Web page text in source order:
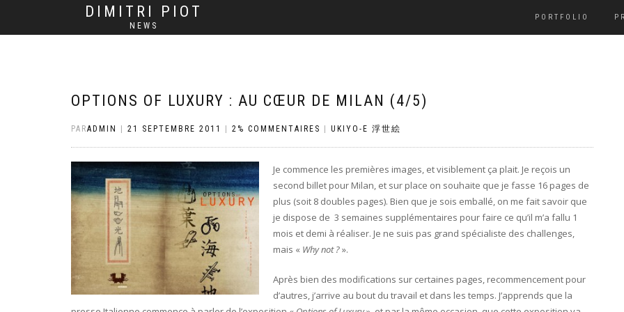
DIMITRI PIOT
NEWS
PORTFOLIO
OPTIONS OF LUXURY : AU CŒUR DE MILAN (4/5)
PARADMIN 21 SEPTEMBRE 2011 2% COMMENTAIRES UKIYO-E 浮世絵
Je commence les premières images, et visiblement ça plait. Je reçois un
second billet pour Milan, et sur place on souhaite que je fasse 16 pages de
plus (soit 8 doubles pages). Bien que je sois emballé, on me fait savoir que
je dispose de 3 semaines supplémentaires pour faire ce qu’il m’a fallu 1
mois et demi à réaliser. Je ne suis pas grand spécialiste des challenges,
mais « Why not ?».
Après bien des modifications sur certaines pages, recommencement pour
d’autres, j’arrive au bout du travail et dans les temps. J’apprends que la